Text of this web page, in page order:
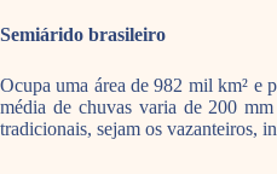
Semiárido brasileiro
Ocupa uma área de 982 mil km² e
média de chuvas varia de 200
tradicionais, sejam os vazanteiros,